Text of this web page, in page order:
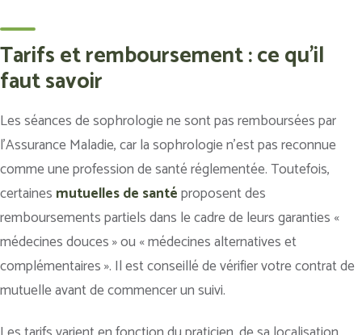
Tarifs et remboursement : ce qu'il
faut savoir
Les séances de sophrologie ne sont pas remboursées par
l’Assurance Maladie, car la sophrologie n’est pas reconnue
comme une profession de santé réglementée. Toutefois,
certaines mutuelles de santéproposent des
remboursements partiels dans le cadre de leurs garanties «
médecines douces » ou « médecines alternatives et
complémentaires ». Il est conseillé de vérifier votre contrat de
mutuelle avant de commencer un suivi.